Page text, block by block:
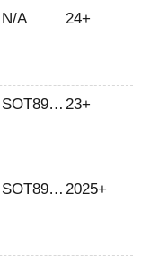
N/A 24+
SOT89TO92 23+
SOT89TO92 2025+